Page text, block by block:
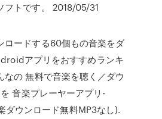
フトです。 2018/05/31
ロードする60個もの音楽をダ
アプリをおすすめランキ
なの 無料で音楽を聴く／ダウ
音楽プレーヤーアプリ-
ダウンロード無料MP3なし).